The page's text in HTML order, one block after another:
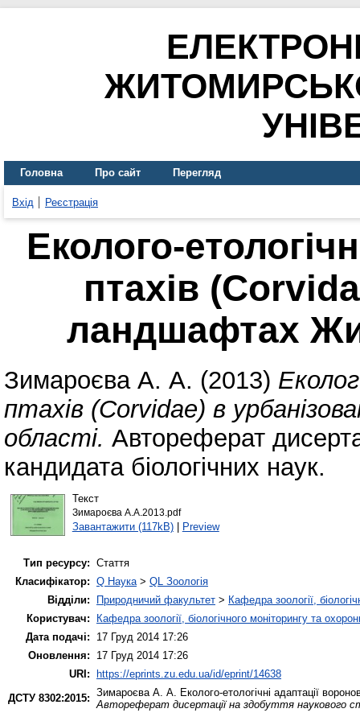
Головна Про сайт Перегляд
Вхід Реєстрація
Еколого-
птахів
ландшафтах
Зимароєва А. А. (2013)
птахів (Corvidae) в
області. Автореферат
кандидата біологічних наук.
Текст
Зимароєва А.А.2013.pdf
Завантажити (117kB)| Preview
Тип ресурсу: Стаття
Класифікатор: Q Наука> QL Зоологія
Відділи:
Природничий факультет > Кафедра зоології,
Користувач:
Кафедра зоології, біологічного моніторингу та
Дата подачі:
17 Груд 2014 17:26
Оновлення:
17 Груд 2014 17:26
URI:
https://eprints.zu.edu.ua/id/eprint/14638
ДСТУ 8302:2015: Зимароєва А. А. Еколого-етологічні адаптації
Автореферат дисертації на здобуття наукового